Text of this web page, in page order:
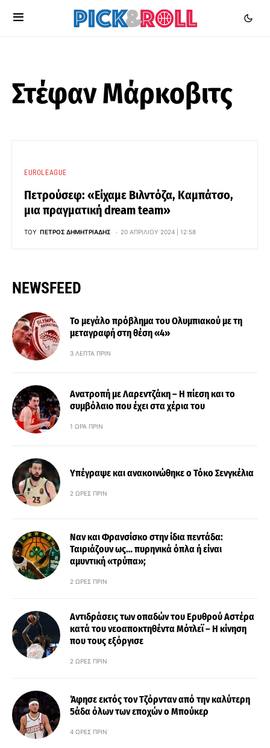
Στέφαν Μάρκοβιτς
EUROLEAGUE
Πετρούσεφ: «Είχαμε Βιλντόζα, Καμπάτσο,
μια πραγματική dream team»
ΤΟΥ ΠΈΤΡΟΣ ΔΗΜΗΤΡΙΆΔΗΣ 20 ΑΠΡΙΛΊΟΥ 2024 | 12:58
NEWSFEED
Το μεγάλο πρόβλημα του Ολυμπιακού με τη
μεταγραφή στη θέση «4»
3 ΛΕΠΤΆ ΠΡΙΝ
Ανατροπή με Λαρεντζάκη – Η πίεση και το
συμβόλαιο που έχει στα χέρια του
1 ΏΡΑ ΠΡΙΝ
Υπέγραψε και ανακοινώθηκε ο Τόκο Σενγκέλια
2 ΏΡΕΣ ΠΡΙΝ
Ναν και Φρανσίσκο στην ίδια πεντάδα:
Ταιριάζουν ως… πυρηνικά όπλα ή είναι
αμυντική «τρύπα»;
2 ΏΡΕΣ ΠΡΙΝ
Αντιδράσεις των οπαδών του Ερυθρού Αστέρα
κατά του νεοαποκτηθέντα Μότλεϊ – Η κίνηση
που τους εξόργισε
2 ΏΡΕΣ ΠΡΙΝ
Άφησε εκτός τον Τζόρνταν από την καλύτερη
5άδα όλων των εποχών ο Μπούκερ
4 ΏΡΕΣ ΠΡΙΝ